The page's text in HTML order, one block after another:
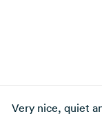
Very nice, quiet